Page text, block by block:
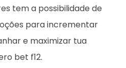
tem a possibilidade de
para incrementar
e maximizar tua
bet f12.